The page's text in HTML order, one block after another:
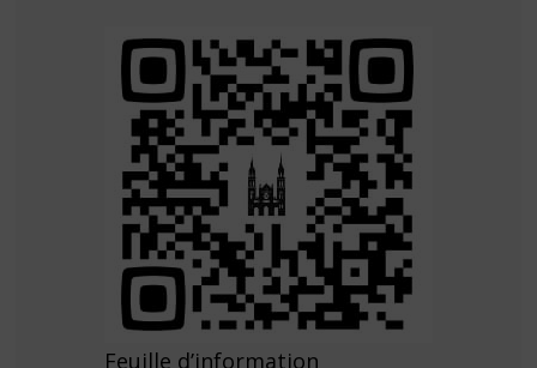
Feuille d’information